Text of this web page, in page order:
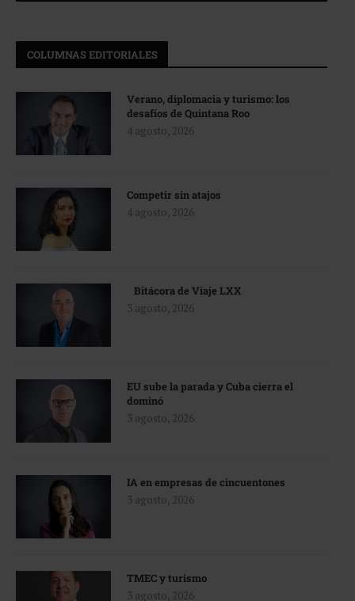
COLUMNAS EDITORIALES
Verano, diplomacia y turismo: los
desafíos de Quintana Roo
4 agosto, 2026
Competir sin atajos
4 agosto, 2026
Bitácora de Viaje LXX
3 agosto, 2026
EU sube la parada y Cuba cierra el
dominó
3 agosto, 2026
IA en empresas de cincuentones
3 agosto, 2026
TMEC y turismo
3 agosto, 2026